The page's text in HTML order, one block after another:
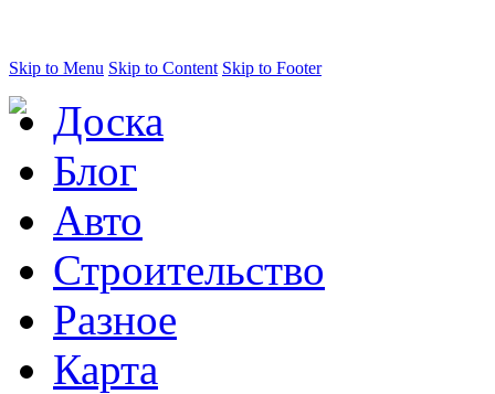
Skip to Menu Skip to Content Skip to Footer
Доска
Блог
Авто
Строительство
Разное
Карта